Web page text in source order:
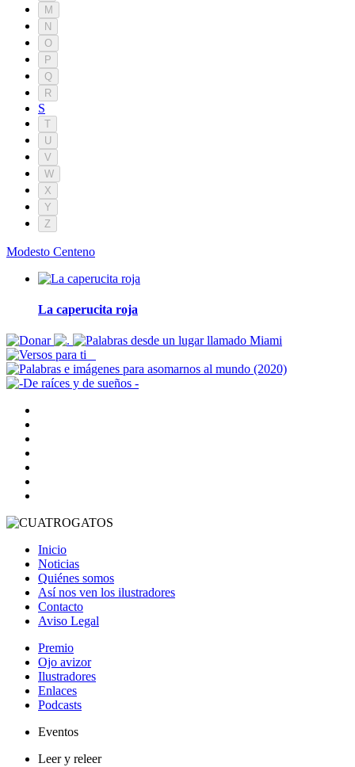
M
N
O
P
Q
R
S
T
U
V
W
X
Y
Z
Modesto Centeno
La caperucita roja
Inicio
Noticias
Quiénes somos
Así nos ven los ilustradores
Contacto
Aviso Legal
Premio
Ojo avizor
Ilustradores
Enlaces
Podcasts
Eventos
Leer y releer